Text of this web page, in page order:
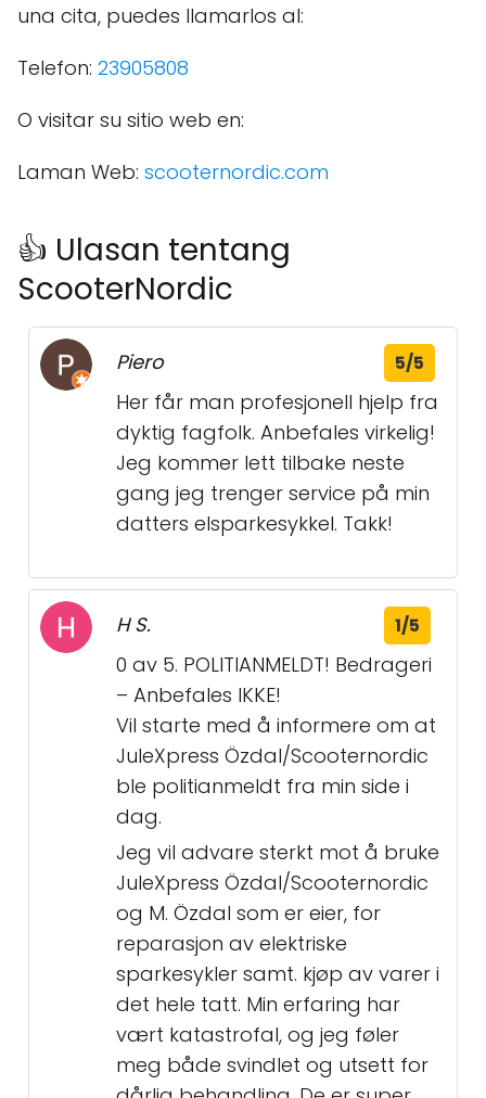
una cita, puedes llamarlos al:
Telefon: 23905808
O visitar su sitio web en:
Laman Web: scooternordic.com
👍 Ulasan tentang
ScooterNordic
Piero 5/5
Her får man profesjonell hjelp fra
dyktig fagfolk. Anbefales virkelig!
Jeg kommer lett tilbake neste
gang jeg trenger service på min
datters elsparkesykkel. Takk!
H S. 1/5
0 av 5. POLITIANMELDT! Bedrageri
– Anbefales IKKE!
Vil starte med å informere om at
JuleXpress Özdal/Scooternordic
ble politianmeldt fra min side i
dag.
Jeg vil advare sterkt mot å bruke
JuleXpress Özdal/Scooternordic
og M. Özdal som er eier, for
reparasjon av elektriske
sparkesykler samt. kjøp av varer i
det hele tatt. Min erfaring har
vært katastrofal, og jeg føler
meg både svindlet og utsett for